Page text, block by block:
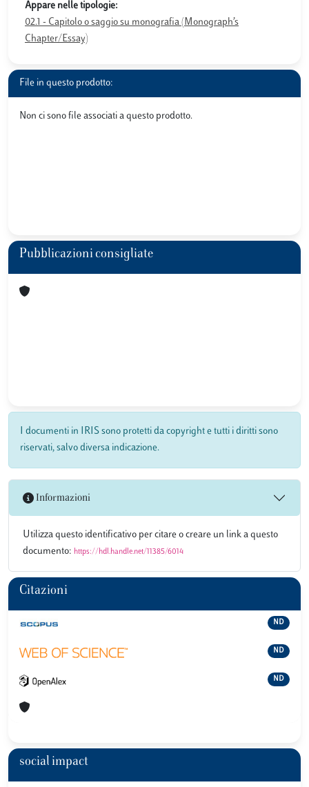
Appare nelle tipologie:
02.1 - Capitolo o saggio su monografia (Monograph’s
Chapter/Essay)
File in questo prodotto:
Non ci sono file associati a questo prodotto.
Pubblicazioni consigliate
I documenti in IRIS sono protetti da copyright e tutti i diritti sono
riservati, salvo diversa indicazione.
Informazioni
Utilizza questo identificativo per citare o creare un link a questo
documento: https://hdl.handle.net/11385/6014
Citazioni
ND
ND
ND
social impact